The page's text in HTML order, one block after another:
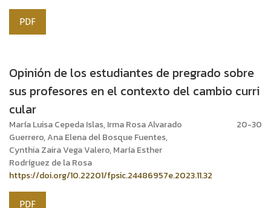
PDF
Opinión de los estudiantes de pregrado sobre
sus profesores en el contexto del cambio curri
cular
María Luisa Cepeda Islas, Irma Rosa Alvarado
Guerrero, Ana Elena del Bosque Fuentes,
Cynthia Zaira Vega Valero, María Esther
Rodríguez de la Rosa
20-30
https://doi.org/10.22201/fpsic.24486957e.2023.11.32
PDF